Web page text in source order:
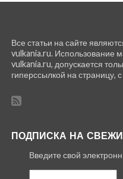
Все статьи на сайте
vulkania.ru. Использование
vulkania.ru, допускается
гиперссылкой на страницу,
ПОДПИСКА НА
Введите свой